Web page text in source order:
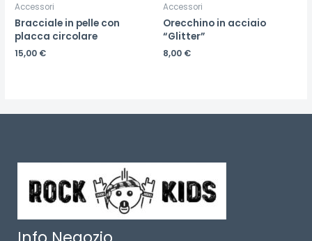
Accessori
Bracciale in pelle con
placca circolare
15,00 €
Accessori
Orecchino in acciaio
“Glitter”
8,00 €